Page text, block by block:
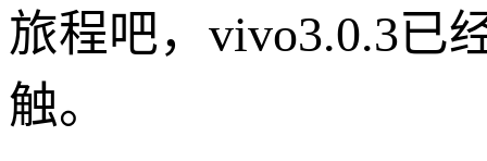
旅程吧，vivo3.0.3已
触。